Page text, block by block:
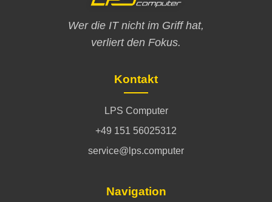
Wer die IT nicht im Griff hat,
verliert den Fokus.
Kontakt
LPS Computer
+49 151 56025312
service@lps.computer
Navigation